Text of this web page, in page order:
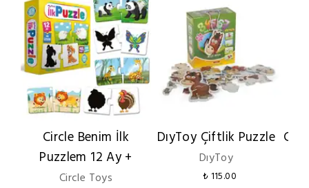
Circle Benim İlk
Puzzlem 12 Ay +
Circle Toys
DıyToy Çiftlik Puzzle
DıyToy
₺ 115.00